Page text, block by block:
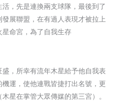
，先是連換兩支球隊，最後到了
展聯盟，在有過人表現才被拉上
命宮，為了自我生存
，所幸有流年木星給予他自我表
運，使他連戰皆捷打出名號，更
星在掌管大眾傳媒的第三宮）。